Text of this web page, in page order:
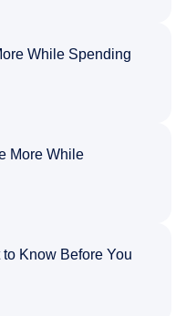
While Spending
More While
Know Before You